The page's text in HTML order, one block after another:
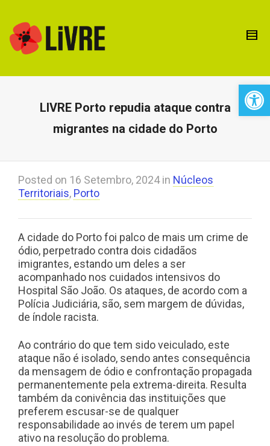
LIVRE Porto repudia ataque contra
migrantes na cidade do Porto
Posted on 16 Setembro, 2024in Núcleos
Territoriais, Porto
A cidade do Porto foi palco de mais um crime de
ódio, perpetrado contra dois cidadãos
imigrantes, estando um deles a ser
acompanhado nos cuidados intensivos do
Hospital São João. Os ataques, de acordo com a
Polícia Judiciária, são, sem margem de dúvidas,
de índole racista.
Ao contrário do que tem sido veiculado, este
ataque não é isolado, sendo antes consequência
da mensagem de ódio e confrontação propagada
permanentemente pela extrema-direita. Resulta
também da conivência das instituições que
preferem escusar-se de qualquer
responsabilidade ao invés de terem um papel
ativo na resolução do problema.